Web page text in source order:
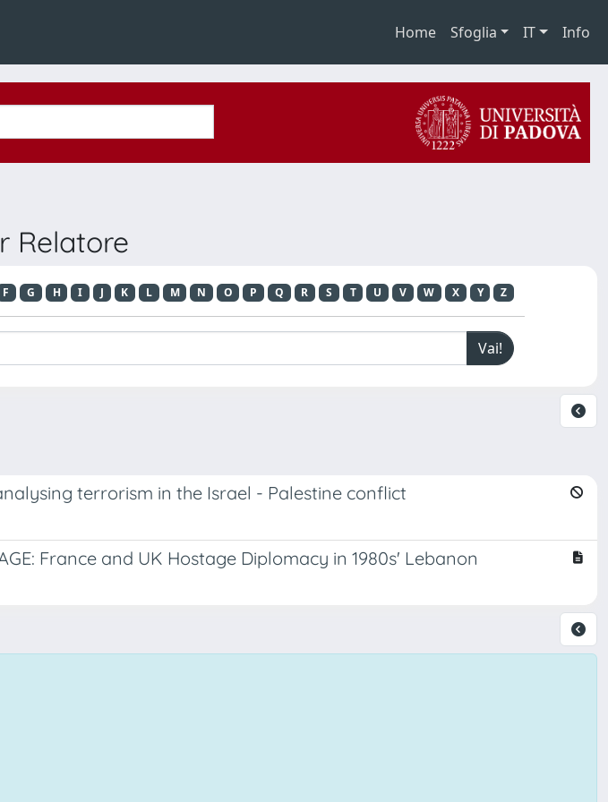
Home Sfoglia IT Info
Relatore
F G H I J K L M N O P Q R S T U V W X Y Z
terrorism in the Israel - Palestine conflict
France and UK Hostage Diplomacy in 1980s' Lebanon